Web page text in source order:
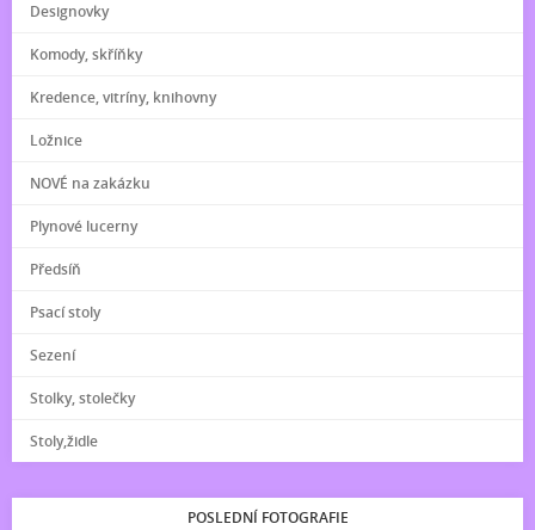
Designovky
Komody, skříňky
Kredence, vitríny, knihovny
Ložnice
NOVÉ na zakázku
Plynové lucerny
Předsíň
Psací stoly
Sezení
Stolky, stolečky
Stoly,židle
POSLEDNÍ FOTOGRAFIE